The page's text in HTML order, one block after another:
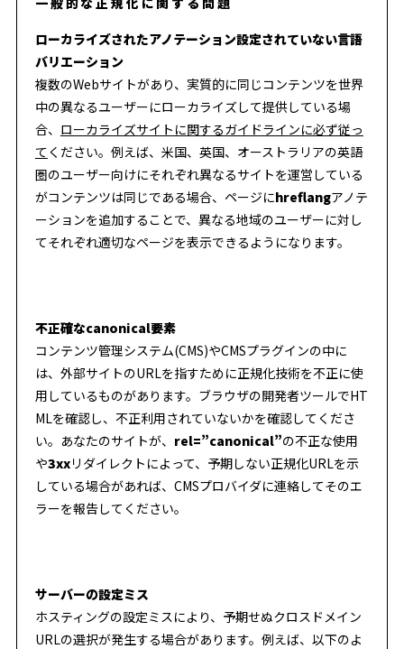
ローカライズされたアノテーション設定されていない言語
バリエーション
複数のWebサイトがあり、実質的に同じコンテンツを世界
中の異なるユーザーにローカライズして提供している場
合、 ローカライズサイトに関するガイドラインに必ず従っ
て ください。例えば、米国、英国、オーストラリアの英語
圏のユーザー向けにそれぞれ異なるサイトを運営している
がコンテンツは同じである場合、ページにhreflangアノテ
ーションを追加することで、異なる地域のユーザーに対し
てそれぞれ適切なページを表示できるようになります。
不正確なcanonical要素
コンテンツ管理システム(CMS)やCMSプラグインの中に
は、外部サイトのURLを指すために正規化技術を不正に使
用しているものがあります。ブラウザの開発者ツールでHT
MLを確認し、不正利用されていないかを確認してくださ
い。あなたのサイトが、 rel=”canonical”の不正な使用
や3xxリダイレクトによって、予期しない正規化URLを示
している場合があれば、CMSプロバイダに連絡してそのエ
ラーを報告してください。
サーバーの設定ミス
ホスティングの設定ミスにより、予期せぬクロスドメイン
URLの選択が発生する場合があります。例えば、以下のよ